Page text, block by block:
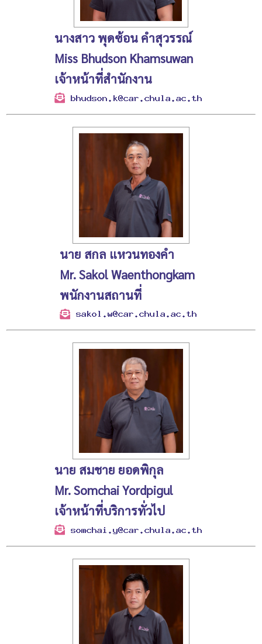
นางสาว พุดซ้อน คำสุวรรณ์
Miss Bhudson Khamsuwan
เจ้าหน้าที่สำนักงาน
นาย สกล แหวนทองคำ
Mr. Sakol Waenthongkam
พนักงานสถานที่
นาย สมชาย ยอดพิกุล
Mr. Somchai Yordpigul
เจ้าหน้าที่บริการทั่วไป